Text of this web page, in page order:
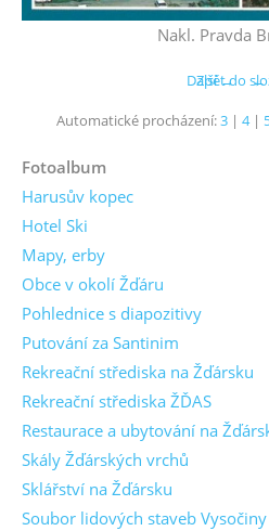
Nakl. Pravda
←
Další →
Zpět do
Automatické procházení:3 | 4|
Fotoalbum
Harusův kopec
Hotel Ski
Mapy, erby
Obce v okolí Žďáru
Pohlednice s diapozitivy
Putování za Santinim
Rekreační střediska na Žďársku
Rekreační střediska ŽĎAS
Restaurace a ubytování na
Skály Žďárských vrchů
Sklářství na Žďársku
Soubor lidových staveb Vysočiny